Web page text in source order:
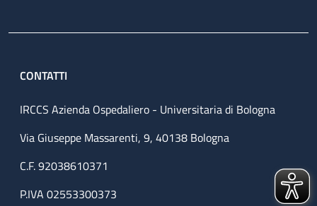
CONTATTI
IRCCS Azienda Ospedaliero - Universitaria di Bologna
Via Giuseppe Massarenti, 9, 40138 Bologna
C.F. 92038610371
P.IVA 02553300373